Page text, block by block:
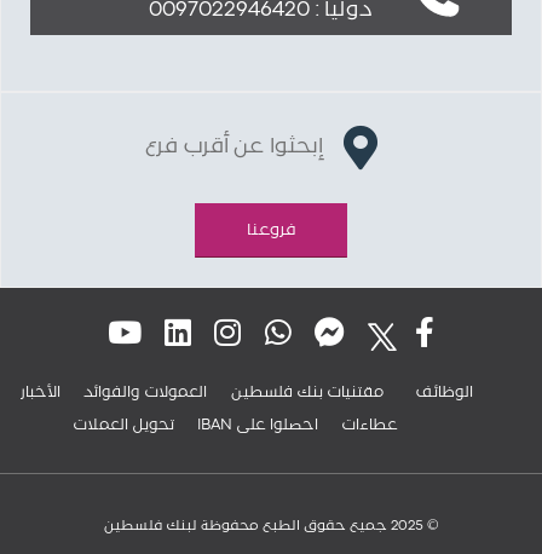
دولياً : 0097022946420
إبحثوا عن أقرب فرع
فروعنا
الوظائف مقتنيات بنك فلسطين العمولات والفوائد الأخبار
عطاءات IBAN احصلوا على تحويل العملات
© 2025 جميع حقوق الطبع محفوظة لبنك فلسطين